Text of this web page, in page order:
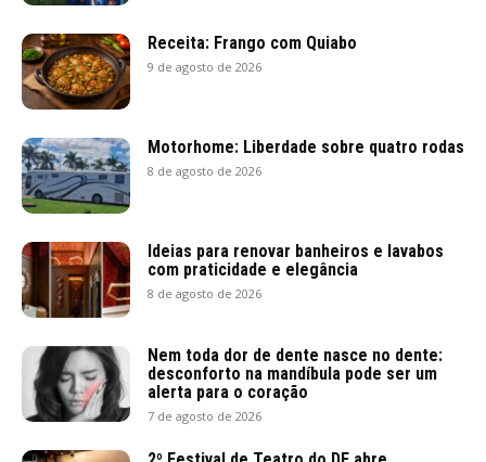
Receita: Frango com Quiabo
9 de agosto de 2026
Motorhome: Liberdade sobre quatro rodas
8 de agosto de 2026
Ideias para renovar banheiros e lavabos
com praticidade e elegância
8 de agosto de 2026
Nem toda dor de dente nasce no dente:
desconforto na mandíbula pode ser um
alerta para o coração
7 de agosto de 2026